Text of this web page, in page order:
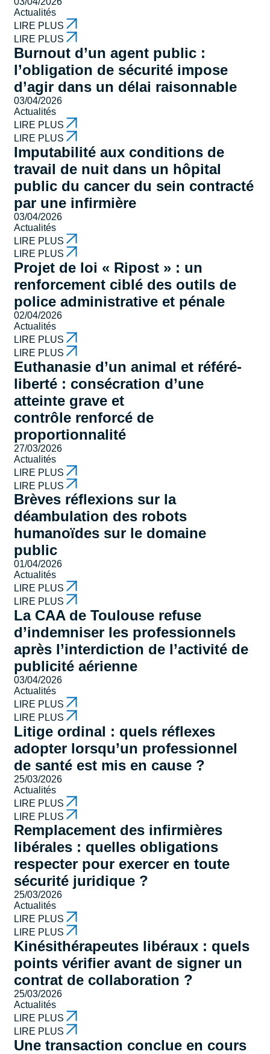
Actualités
LIRE PLUS
LIRE PLUS
Burnout d’un agent public :
l’obligation de sécurité impose
d’agir dans un délai raisonnable
03/04/2026
Actualités
LIRE PLUS
LIRE PLUS
Imputabilité aux conditions de
travail de nuit dans un hôpital
public du cancer du sein contracté
par une infirmière
03/04/2026
Actualités
LIRE PLUS
LIRE PLUS
Projet de loi « Ripost » : un
renforcement ciblé des outils de
police administrative et pénale
02/04/2026
Actualités
LIRE PLUS
LIRE PLUS
Euthanasie d’un animal et référé-
liberté : consécration d’une
atteinte grave et
contrôle renforcé de
proportionnalité
27/03/2026
Actualités
LIRE PLUS
LIRE PLUS
Brèves réflexions sur la
déambulation des robots
humanoïdes sur le domaine
public
01/04/2026
Actualités
LIRE PLUS
LIRE PLUS
La CAA de Toulouse refuse
d’indemniser les professionnels
après l’interdiction de l’activité de
publicité aérienne
03/04/2026
Actualités
LIRE PLUS
LIRE PLUS
Litige ordinal : quels réflexes
adopter lorsqu’un professionnel
de santé est mis en cause ?
25/03/2026
Actualités
LIRE PLUS
LIRE PLUS
Remplacement des infirmières
libérales : quelles obligations
respecter pour exercer en toute
sécurité juridique ?
25/03/2026
Actualités
LIRE PLUS
LIRE PLUS
Kinésithérapeutes libéraux : quels
points vérifier avant de signer un
contrat de collaboration ?
25/03/2026
Actualités
LIRE PLUS
LIRE PLUS
Une transaction conclue en cours